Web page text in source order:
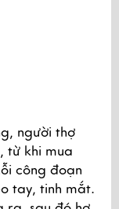
người thợ
từ khi mua
công đoạn
tay, tinh mắt.